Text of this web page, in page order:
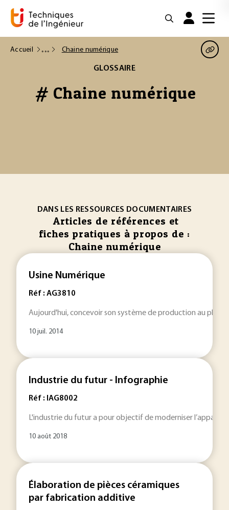
Accueil Chaine numérique
GLOSSAIRE
# Chaine numérique
DANS LES RESSOURCES DOCUMENTAIRES
Articles de références et
fiches pratiques à propos de :
Chaine numérique
Usine Numérique
Réf : AG3810
Aujourd'hui, concevoir son système de production au plus
10 juil. 2014
Industrie du futur - Infographie
Réf : IAG8002
L'industrie du futur a pour objectif de moderniser
10 août 2018
Élaboration de pièces céramiques
par fabrication additive